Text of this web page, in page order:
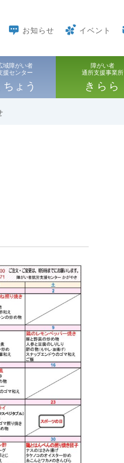
お知らせ イベント
域障がい者
援センター
ょう
障がい者
通所支援事業所
きらら